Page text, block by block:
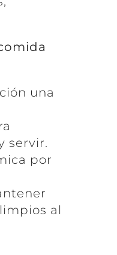
una
servir.
por
al